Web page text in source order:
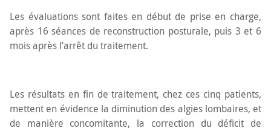
Les évaluations sont faites en début de prise en charge,
après 16 séances de reconstruction posturale, puis 3 et 6
mois après l’arrêt du traitement.
Les résultats en fin de traitement, chez ces cinq patients,
mettent en évidence la diminution des algies lombaires, et
de manière concomitante, la correction du déficit de